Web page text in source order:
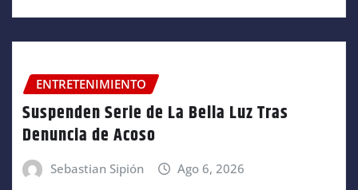
ENTRETENIMIENTO
Suspenden Serie de La Bella Luz Tras
Denuncia de Acoso
Sebastian Sipión Ago 6, 2026